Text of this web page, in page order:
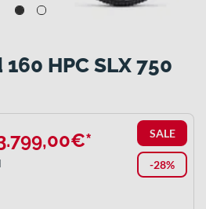
HPC SLX 750
SALE
-28%